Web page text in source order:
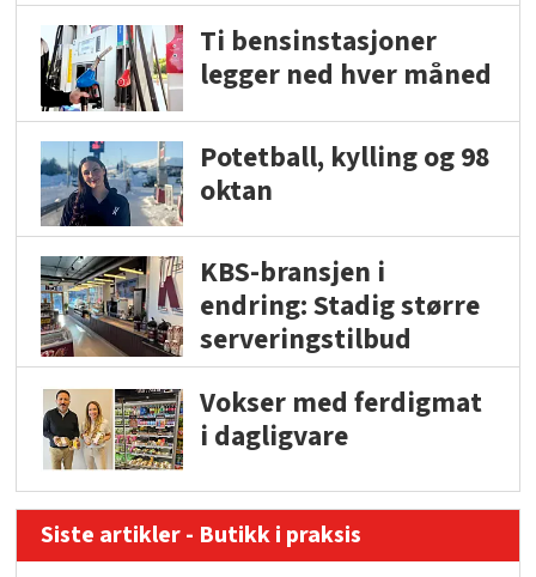
Ti bensinstasjoner
legger ned hver måned
Potetball, kylling og 98
oktan
KBS-bransjen i
endring: Stadig større
serveringstilbud
Vokser med ferdigmat
i dagligvare
Siste artikler - Butikk i praksis